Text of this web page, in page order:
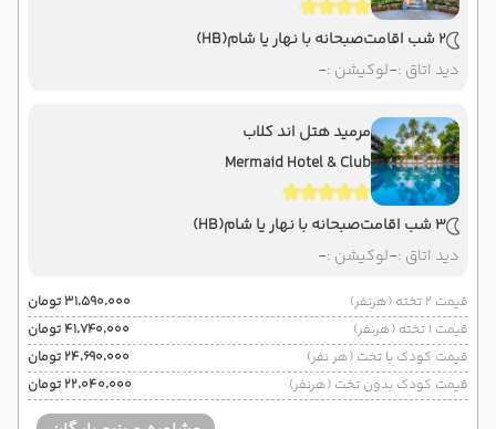
2 شب اقامت صبحانه با نهار یا شام(HB)
دید اتاق :-لوکیشن :-
مرمید هتل اند کلاب
Mermaid Hotel & Club
3 شب اقامت صبحانه با نهار یا شام(HB)
دید اتاق :-لوکیشن :-
قیمت 2 تخته (هرنفر)
۳۱٬۵۹۰٬۰۰۰ تومان
قیمت 1 تخته (هرنفر)
۴۱٬۷۴۰٬۰۰۰ تومان
قیمت کودک با تخت (هر نفر)
۲۴٬۶۹۰٬۰۰۰ تومان
قیمت کودک بدون تخت (هرنفر)
۲۲٬۰۴۰٬۰۰۰ تومان